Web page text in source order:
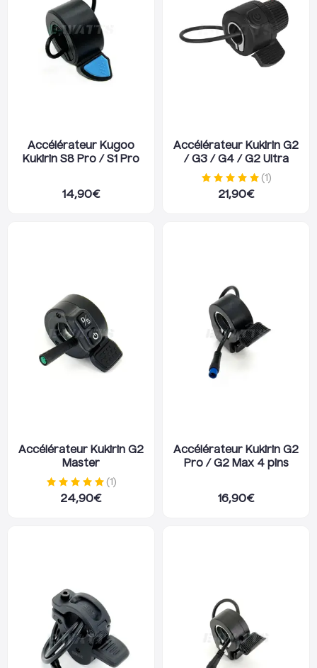
Accélérateur Kugoo
Kukirin S8 Pro / S1 Pro
14,90€
Accélérateur Kukirin G2
/ G3 / G4 / G2 Ultra
(1)
21,90€
Accélérateur Kukirin G2
Master
(1)
24,90€
Accélérateur Kukirin G2
Pro / G2 Max 4 pins
16,90€